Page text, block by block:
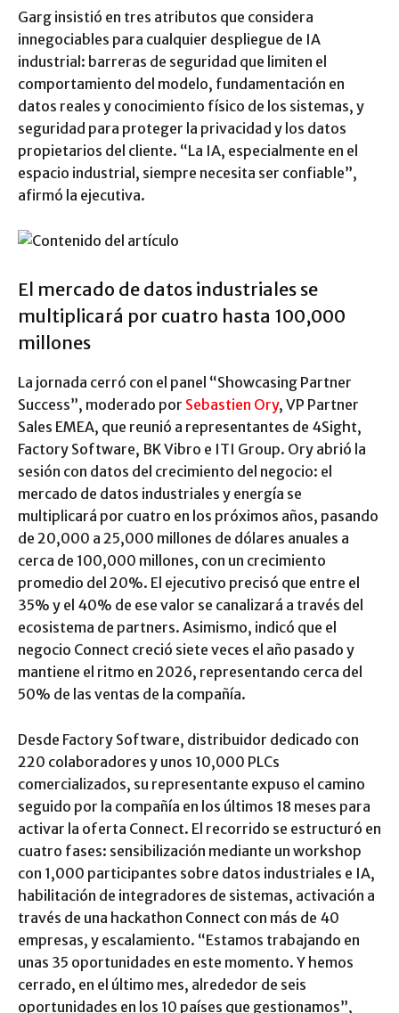
Garg insistió en tres atributos que considera
innegociables para cualquier despliegue de IA
industrial: barreras de seguridad que limiten el
comportamiento del modelo, fundamentación en
datos reales y conocimiento físico de los sistemas, y
seguridad para proteger la privacidad y los datos
propietarios del cliente. “La IA, especialmente en el
espacio industrial, siempre necesita ser confiable”,
afirmó la ejecutiva.
El mercado de datos industriales se
multiplicará por cuatro hasta 100,000
millones
La jornada cerró con el panel “Showcasing Partner
Success”, moderado por Sebastien Ory, VP Partner
Sales EMEA, que reunió a representantes de 4Sight,
Factory Software, BK Vibro e ITI Group. Ory abrió la
sesión con datos del crecimiento del negocio: el
mercado de datos industriales y energía se
multiplicará por cuatro en los próximos años, pasando
de 20,000 a 25,000 millones de dólares anuales a
cerca de 100,000 millones, con un crecimiento
promedio del 20%. El ejecutivo precisó que entre el
35% y el 40% de ese valor se canalizará a través del
ecosistema de partners. Asimismo, indicó que el
negocio Connect creció siete veces el año pasado y
mantiene el ritmo en 2026, representando cerca del
50% de las ventas de la compañía.
Desde Factory Software, distribuidor dedicado con
220 colaboradores y unos 10,000 PLCs
comercializados, su representante expuso el camino
seguido por la compañía en los últimos 18 meses para
activar la oferta Connect. El recorrido se estructuró en
cuatro fases: sensibilización mediante un workshop
con 1,000 participantes sobre datos industriales e IA,
habilitación de integradores de sistemas, activación a
través de una hackathon Connect con más de 40
empresas, y escalamiento. “Estamos trabajando en
unas 35 oportunidades en este momento. Y hemos
cerrado, en el último mes, alrededor de seis
oportunidades en los 10 países que gestionamos”,